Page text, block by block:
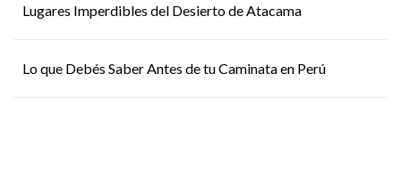
Lugares Imperdibles del Desierto de Atacama
Lo que Debés Saber Antes de tu Caminata en Perú